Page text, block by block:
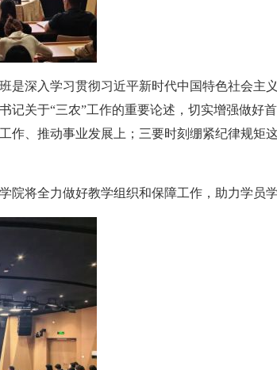
深入学习贯彻习近平新时代中国特色社会主
关于“三农”工作的重要论述，切实增强做好
作、推动事业发展上；三要时刻绷紧纪律规矩
将全力做好教学组织和保障工作，助力学员学